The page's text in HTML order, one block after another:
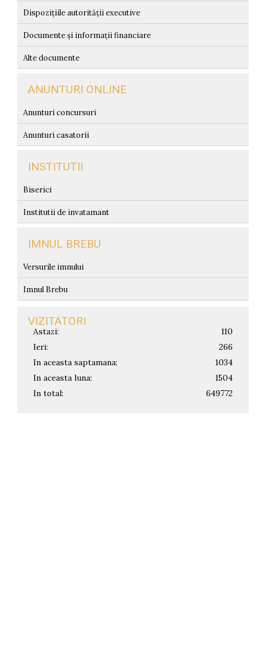
Dispozițiile autorității executive
Documente și informații financiare
Alte documente
ANUNTURI ONLINE
Anunturi concursuri
Anunturi casatorii
INSTITUTII
Biserici
Institutii de invatamant
IMNUL BREBU
Versurile imnului
Imnul Brebu
VIZITATORI
Astazi:
110
Ieri:
266
In aceasta saptamana:
1034
In aceasta luna:
1504
In total:
649772